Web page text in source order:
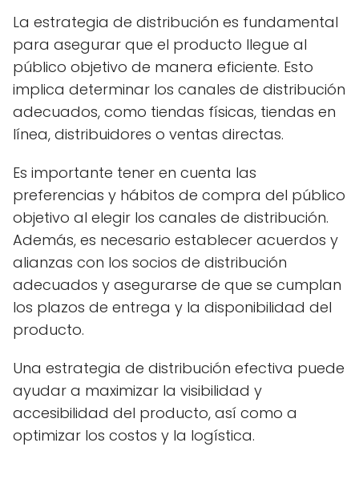
La estrategia de distribución es fundamental
para asegurar que el producto llegue al
público objetivo de manera eficiente. Esto
implica determinar los canales de distribución
adecuados, como tiendas físicas, tiendas en
línea, distribuidores o ventas directas.
Es importante tener en cuenta las
preferencias y hábitos de compra del público
objetivo al elegir los canales de distribución.
Además, es necesario establecer acuerdos y
alianzas con los socios de distribución
adecuados y asegurarse de que se cumplan
los plazos de entrega y la disponibilidad del
producto.
Una estrategia de distribución efectiva puede
ayudar a maximizar la visibilidad y
accesibilidad del producto, así como a
optimizar los costos y la logística.